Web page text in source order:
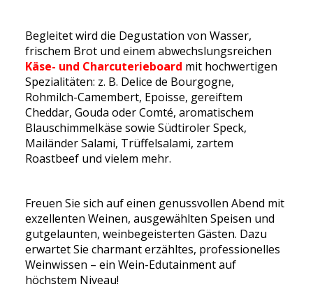
Begleitet wird die Degustation von Wasser,
frischem Brot und einem abwechslungsreichen
Käse- und Charcuterieboard mit hochwertigen
Spezialitäten: z. B. Delice de Bourgogne,
Rohmilch-Camembert, Epoisse, gereiftem
Cheddar, Gouda oder Comté, aromatischem
Blauschimmelkäse sowie Südtiroler Speck,
Mailänder Salami, Trüffelsalami, zartem
Roastbeef und vielem mehr.
Freuen Sie sich auf einen genussvollen Abend mit
exzellenten Weinen, ausgewählten Speisen und
gutgelaunten, weinbegeisterten Gästen. Dazu
erwartet Sie charmant erzähltes, professionelles
Weinwissen – ein Wein-Edutainment auf
höchstem Niveau!